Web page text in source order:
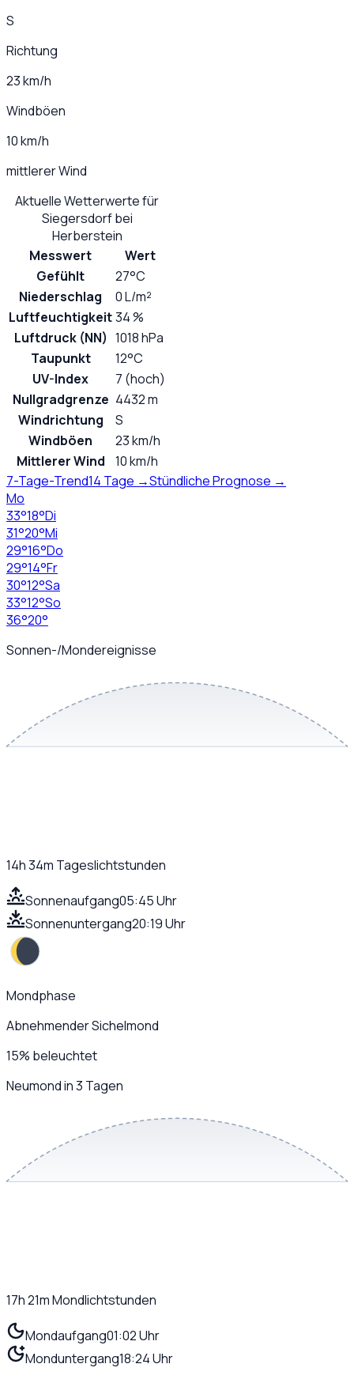
S
Richtung
23 km/h
Windböen
10 km/h
mittlerer Wind
Aktuelle Wetterwerte für
Siegersdorf bei
Herberstein
Messwert
Wert
Gefühlt
27°C
Niederschlag
0 L/m²
Luftfeuchtigkeit34 %
Luftdruck (NN) 1018 hPa
Taupunkt
12°C
UV-Index
7 (hoch)
Nullgradgrenze 4432 m
Windrichtung
S
Windböen
23 km/h
Mittlerer Wind
10 km/h
7-Tage-Trend14 Tage →Stündliche Prognose →
Mo
33°18°Di
31°20°Mi
29°16°Do
29°14°Fr
30°12°Sa
33°12°So
36°20°
Sonnen-/Mondereignisse
14h 34m Tageslichtstunden
Sonnenaufgang05:45 Uhr
Sonnenuntergang20:19 Uhr
Mondphase
Abnehmender Sichelmond
15% beleuchtet
Neumond in 3 Tagen
17h 21mMondlichtstunden
Mondaufgang01:02 Uhr
Monduntergang18:24 Uhr